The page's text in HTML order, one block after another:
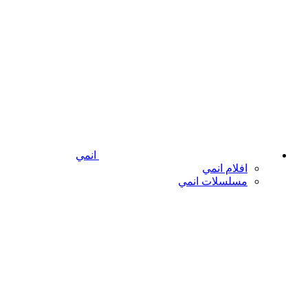
انمي
افلام انمي
مسلسلات انمي